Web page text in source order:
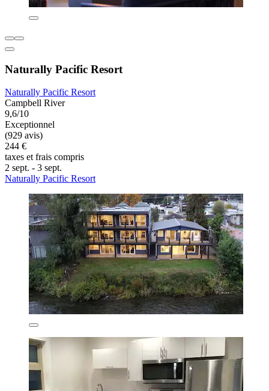
Naturally Pacific Resort
Naturally Pacific Resort
Campbell River
9,6/10
Exceptionnel
(929 avis)
244 €
taxes et frais compris
2 sept. - 3 sept.
Naturally Pacific Resort